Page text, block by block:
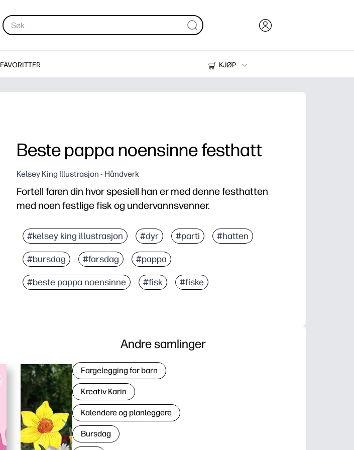
FAVORITTER
KJØP
Skrivere
Beste pappa noensinne festhatt
Kelsey King Illustrasjon - Håndverk
Fortell faren din hvor spesiell han er med denne festhatten
med noen festlige fisk og undervannsvenner.
#kelsey king illustrasjon #dyr #parti #hatten
#bursdag #farsdag #pappa
#beste pappa noensinne #fisk #fiske
Andre samlinger
Fargelegging for barn
Kreativ Karin
Kalendere og planleggere
Bursdag